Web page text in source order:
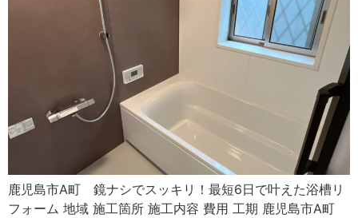
鹿児島市A町 鏡ナシでスッキリ！最短6日で叶えた浴槽リ
フォーム 地域 施工箇所 施工内容 費用 工期 鹿児島市A町